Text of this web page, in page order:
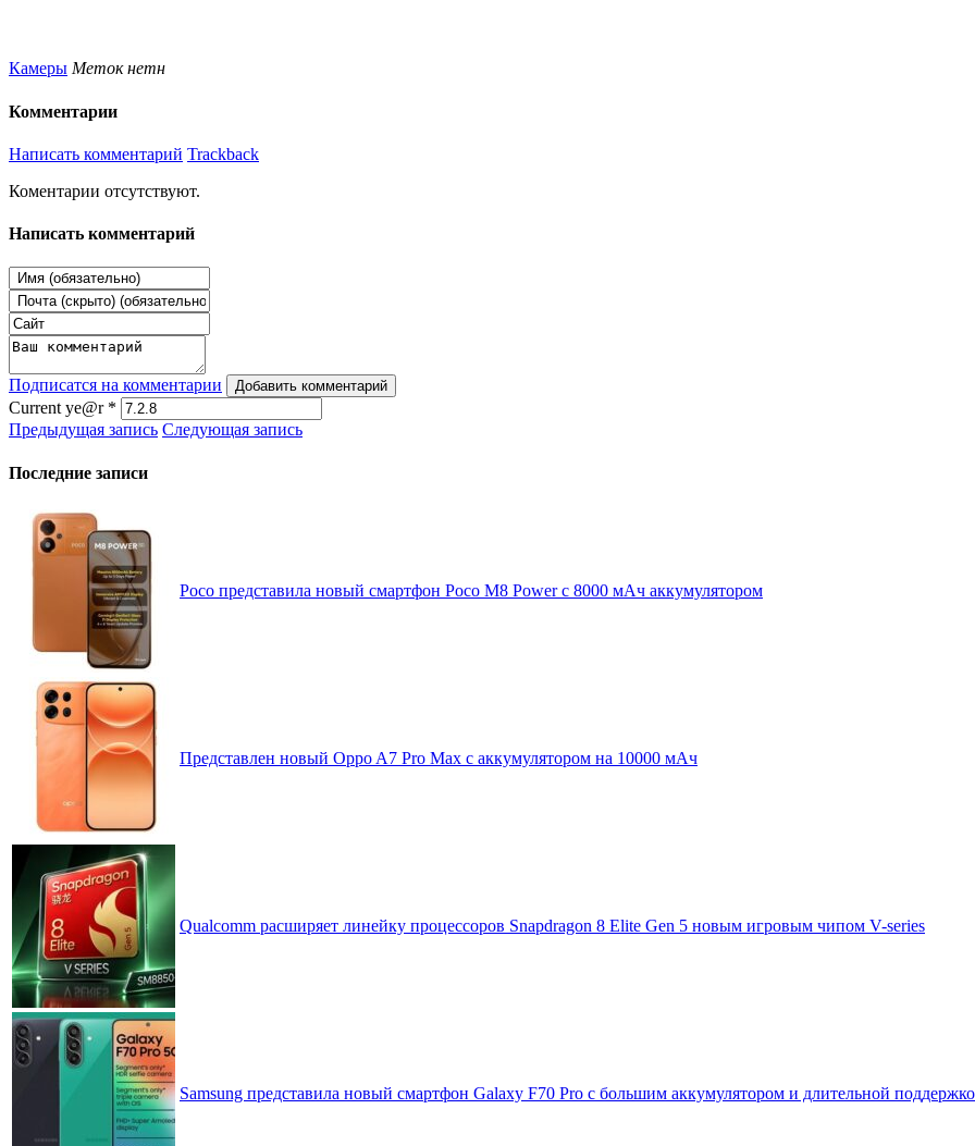
Камеры Меток нетн
Комментарии
Написать комментарий Trackback
Коментарии отсутствуют.
Написать комментарий
Подписатся на комментарии Добавить комментарий
Current ye@r *
Предыдущая запись Следующая запись
Последние записи
Poco представила новый смартфон Poco M8 Power с 8000 мАч аккумулятором
Представлен новый Oppo A7 Pro Max с аккумулятором на 10000 мАч
Qualcomm расширяет линейку процессоров Snapdragon 8 Elite Gen 5 новым игровым чипом V-series
Samsung представила новый смартфон Galaxy F70 Pro с большим аккумулятором и длительной